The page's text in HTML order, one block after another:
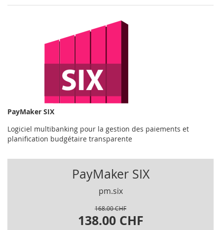
PayMaker SIX
Logiciel multibanking pour la gestion des paiements et
planification budgétaire transparente
PayMaker SIX
pm.six
168.00 CHF
138.00 CHF